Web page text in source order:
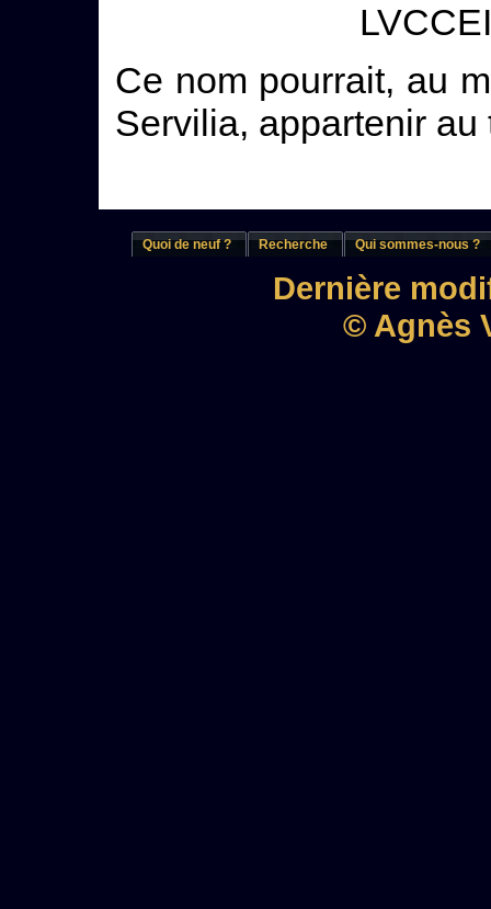
Ce nom pourrait, au
Servilia, appartenir au
Quoi de neuf ? Recherche Qui sommes-nous ?
Dernière
© Agnès